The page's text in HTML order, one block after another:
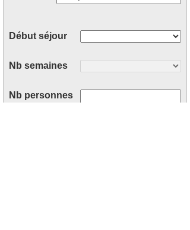
Début séjour
Nb semaines
Nb personnes